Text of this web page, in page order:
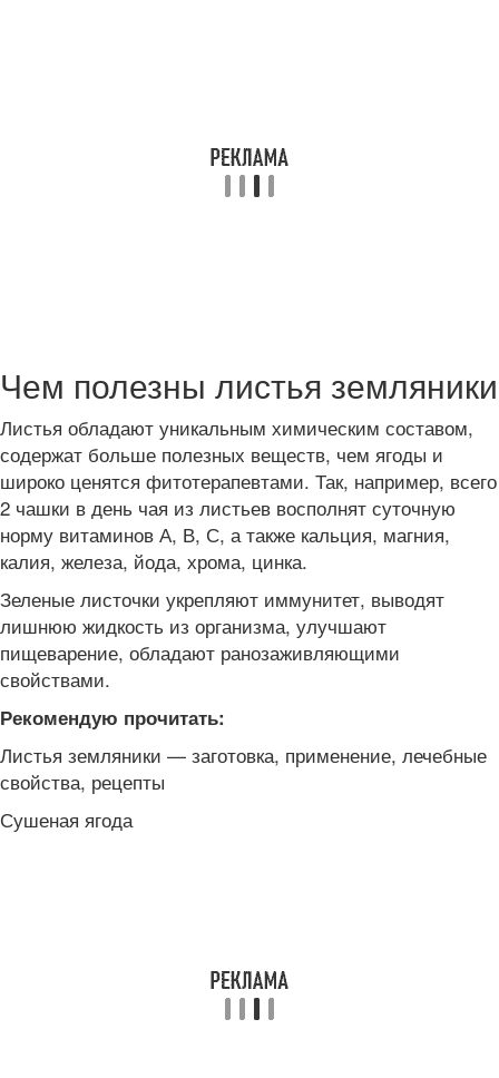
Чем полезны листья земляники
Листья обладают уникальным химическим составом,
содержат больше полезных веществ, чем ягоды и
широко ценятся фитотерапевтами. Так, например, всего
2 чашки в день чая из листьев восполнят суточную
норму витаминов А, В, С, а также кальция, магния,
калия, железа, йода, хрома, цинка.
Зеленые листочки укрепляют иммунитет, выводят
лишнюю жидкость из организма, улучшают
пищеварение, обладают ранозаживляющими
свойствами.
Рекомендую прочитать:
Листья земляники — заготовка, применение, лечебные
свойства, рецепты
Сушеная ягода